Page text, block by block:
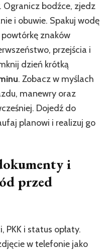
Ogranicz bodźce, zjedz
i obuwie. Spakuj wodę
znaków
przejścia i
dzień krótką
. Zobacz w myślach
manewry oraz
Dojedź do
planowi i realizuj go
i
przed
i status opłaty.
w telefonie jako